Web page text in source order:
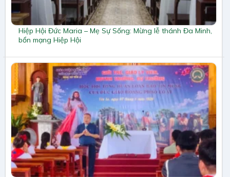
Hiệp Hội Đức Maria – Mẹ Sự Sống: Mừng lễ thánh Đa Minh,
bổn mạng Hiệp Hội